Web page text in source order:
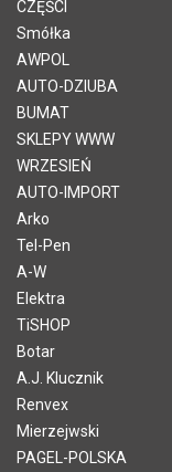
CZĘŚCI
Smółka
AWPOL
AUTO-DZIUBA
BUMAT
SKLEPY WWW
WRZESIEŃ
AUTO-IMPORT
Arko
Tel-Pen
A-W
Elektra
TiSHOP
Botar
A.J. Klucznik
Renvex
Mierzejwski
PAGEL-POLSKA